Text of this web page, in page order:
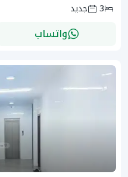
3
جديد
واتساب